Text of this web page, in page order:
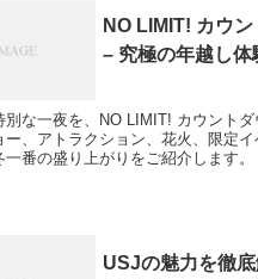
NO LIMIT! カウ
– 究極の年越し体
別な一夜を、NO LIMIT! カウントダ
ー、アトラクション、花火、限定
一番の盛り上がりをご紹介します。
USJの魅力を徹